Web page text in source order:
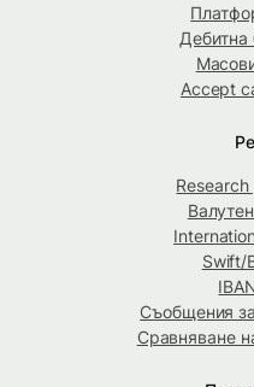
Дебитна
Accept
Swift/
Съобщения
Сравняване